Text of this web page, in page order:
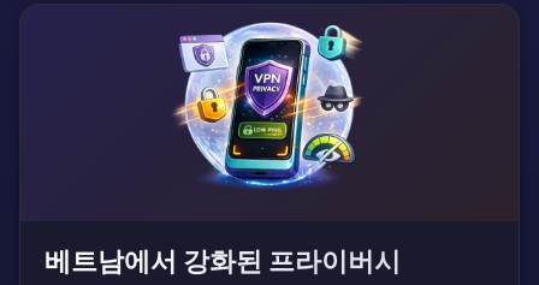
베트남에서 강화된 프라이버시